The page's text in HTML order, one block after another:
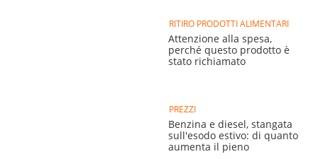
RITIRO PRODOTTI ALIMENTARI
Attenzione alla spesa,
perché questo prodotto è
stato richiamato
PREZZI
Benzina e diesel, stangata
sull'esodo estivo: di quanto
aumenta il pieno